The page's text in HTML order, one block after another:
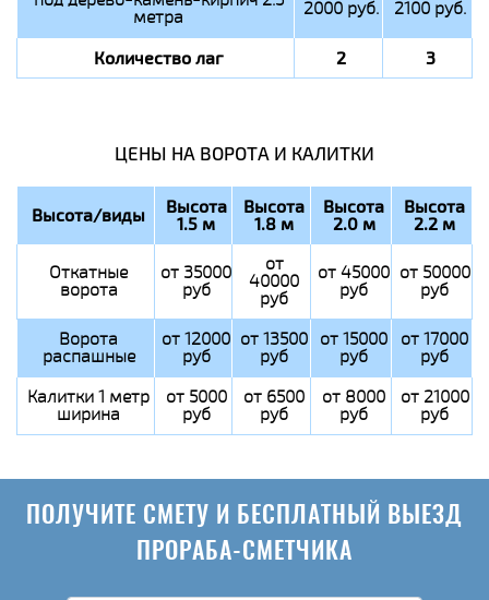
метра 2000 руб. 2100 руб.
Количество лаг 2 3
ЦЕНЫ НА ВОРОТА И КАЛИТКИ
Высота/виды Высота
1.5 м
Высота
1.8 м
Высота
2.0 м
Высота
2.2 м
Откатные
ворота
от 35000
руб
от
40000
руб
от 45000
руб
от 50000
руб
Ворота
распашные
от 12000
руб
от 13500
руб
от 15000
руб
от 17000
руб
Калитки 1 метр
ширина
от 5000
руб
от 6500
руб
от 8000
руб
от 21000
руб
ПОЛУЧИТЕ СМЕТУ И БЕСПЛАТНЫЙ ВЫЕЗД
ПРОРАБА-СМЕТЧИКА